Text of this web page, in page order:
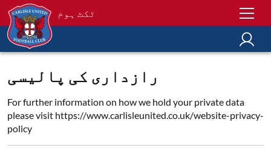
ٹکٹ ہوم
رازداری کی پالیسی
For further information on how we hold your private data
please visit https://www.carlisleunited.co.uk/website-privacy-
policy